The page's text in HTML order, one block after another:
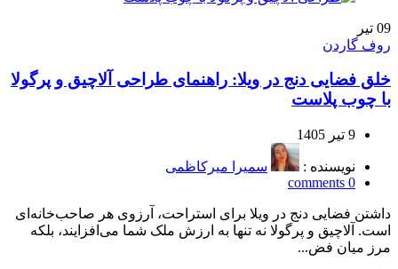
09 تیر
روف گاردن
خلق فضایی دنج در ویلا: راهنمای طراحی آلاچیق و پرگولا
با چوب پلاست
9 تیر 1405
نویسنده :
سمیرا میرکاظمی
0
comments
داشتن فضایی دنج در ویلا برای استراحت، آرزوی هر صاحب‌خانه‌ای
است. آلاچیق و پرگولا نه تنها به ارزش ملک شما می‌افزایند، بلکه
مرز میان فض...